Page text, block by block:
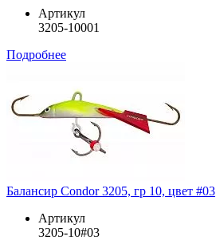
Артикул
3205-10001
Подробнее
Балансир Condor 3205, гр 10, цвет #03
Артикул
3205-10#03